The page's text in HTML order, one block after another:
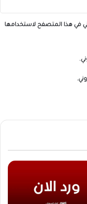
في هذا المتصفح لاستخدامها